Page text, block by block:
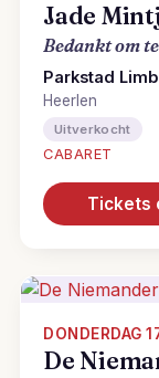
Jade
Bedankt om
Parkstad
Heerlen
Uitverkocht
CABARET
Tickets
DONDERDAG
De